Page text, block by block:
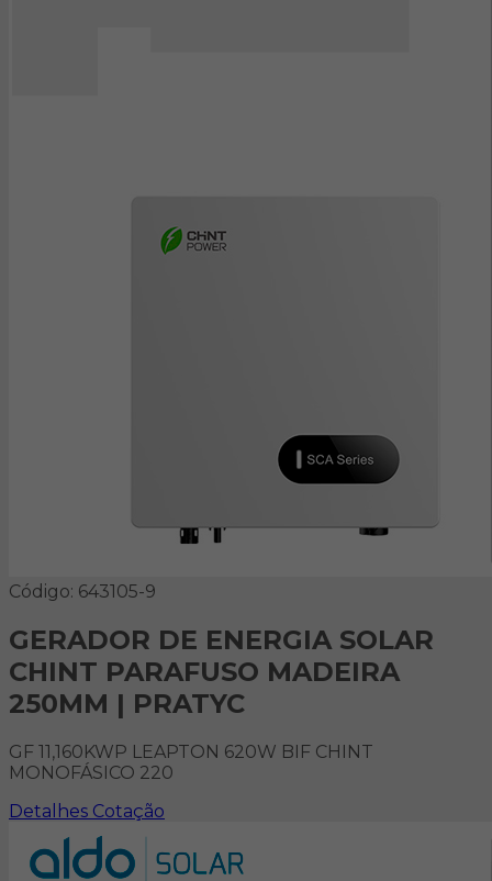
Código: 643105-9
GERADOR DE ENERGIA SOLAR
CHINT PARAFUSO MADEIRA
250MM | PRATYC
GF 11,160KWP LEAPTON 620W BIF CHINT
MONOFÁSICO 220
Detalhes Cotação